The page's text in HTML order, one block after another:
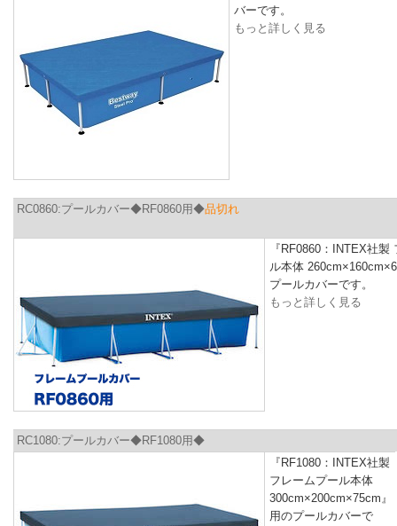
バーです。
もっと詳しく見る
RC0860:プールカバー◆RF0860用◆品切れ
『RF0860：INTEX社製
ル本体
プールカバーです。
もっと詳しく見る
RC1080:プールカバー◆RF1080用◆
『RF1080：INTEX社製
フレームプール本体
300cm×200cm×75cm』
用のプールカバーで